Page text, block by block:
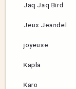
Jaq Jaq Bird
Jeux Jeandel
joyeuse
Kapla
Karo